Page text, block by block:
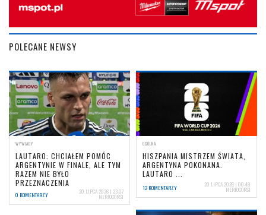
POLECANE NEWSY
WYWIADY
LAUTARO: CHCIAŁEM POMÓC
ARGENTYNIE W FINALE, ALE TYM
RAZEM NIE BYŁO
PRZEZNACZENIA
0 KOMENTARZY 20 LIPCA 2026 | 23:07
NERIOCORSI
OGÓLNA
HISZPANIA MISTRZEM ŚWIATA,
ARGENTYNA POKONANA.
LAUTARO ...
12 KOMENTARZY 20 LIPCA 2026 | 00:49
NERIOCORSI